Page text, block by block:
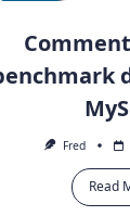
Fred
Read